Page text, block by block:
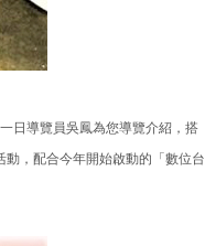
日導覽員吳鳳為您導覽介紹，搭
，配合今年開始啟動的「數位台